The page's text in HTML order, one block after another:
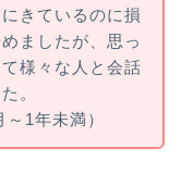
きているのに損
ましたが、思っ
様々な人と会話
。
1年未満）